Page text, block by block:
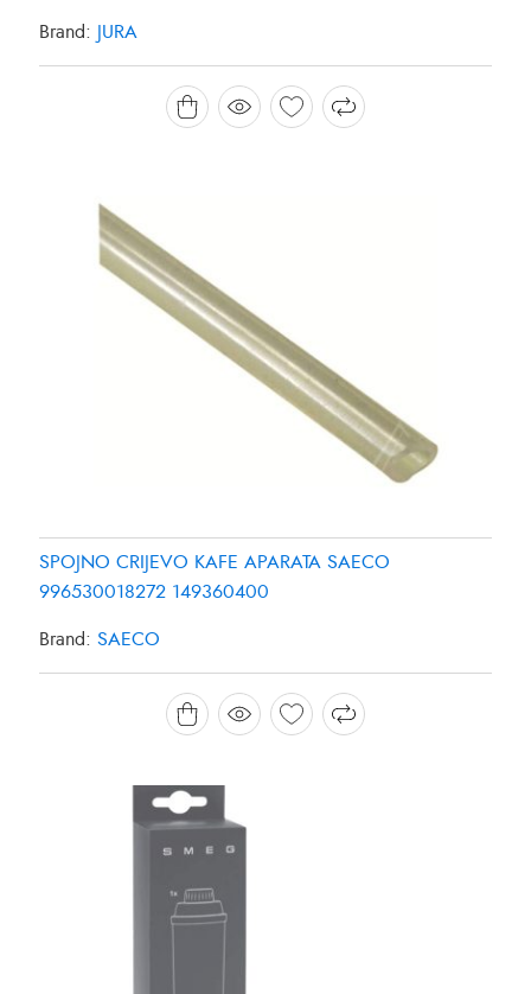
Brand: JURA
SPOJNO CRIJEVO KAFE APARATA SAECO
996530018272 149360400
Brand: SAECO